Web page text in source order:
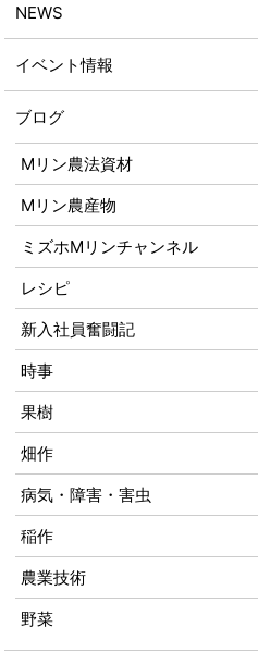
NEWS
イベント情報
ブログ
Mリン農法資材
Mリン農産物
ミズホMリンチャンネル
レシピ
新入社員奮闘記
時事
果樹
畑作
病気・障害・害虫
稲作
農業技術
野菜